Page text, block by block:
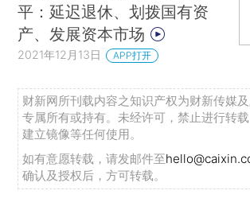
平：延迟退休、划拨国有资
产、发展资本市场
2021年12月13日 APP打开
财新网所刊载内容之知识产权为财新传媒
专属所有或持有。未经许可，禁止进行转
建立镜像等任何使用。
如有意愿转载，请发邮件至
确认及授权后，方可转载。